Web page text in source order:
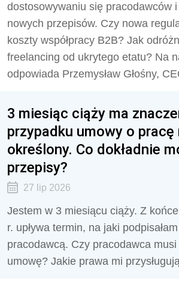
dostosowywaniu się pracodawców
nowych przepisów. Czy nowa
koszty współpracy B2B? Jak
freelancing od ukrytego etatu? Na
odpowiada Przemysław Głośny,
3 miesiąc ciąży ma
przypadku umowy o pracę
określony. Co dokładnie
przepisy?
27 lip 2026
Jestem w 3 miesiącu ciąży. Z
r. upływa termin, na jaki
pracodawcą. Czy pracodawca musi
umowę? Jakie prawa mi